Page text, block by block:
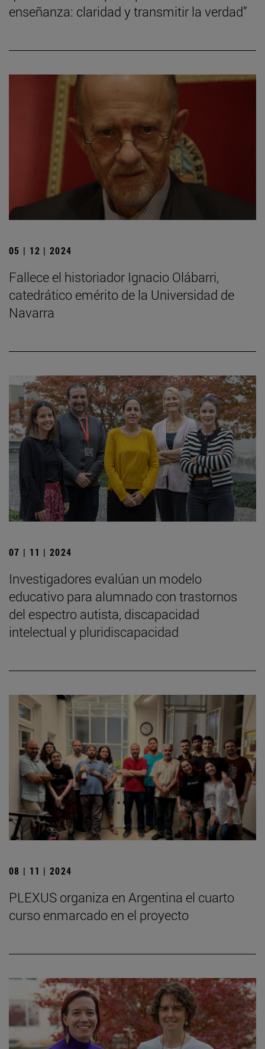
enseñanza: claridad y transmitir la verdad”
05 | 12 | 2024
Fallece el historiador Ignacio Olábarri,
catedrático emérito de la Universidad de
Navarra
07 | 11 | 2024
Investigadores evalúan un modelo
educativo para alumnado con trastornos
del espectro autista, discapacidad
intelectual y pluridiscapacidad
08 | 11 | 2024
PLEXUS organiza en Argentina el cuarto
curso enmarcado en el proyecto